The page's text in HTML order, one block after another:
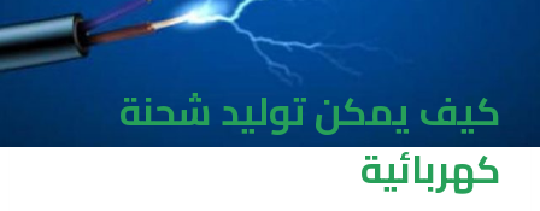
كيف يمكن توليد شحنة
كهربائية